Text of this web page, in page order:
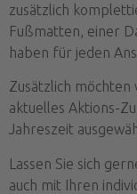
zusätzlich
Fußmatten, einer
haben für jeden
Zusätzlich
aktuelles Aktions-
Jahreszeit
Lassen Sie sich
auch mit Ihren